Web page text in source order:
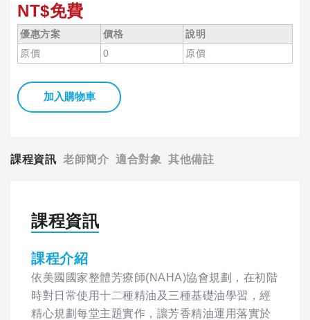
NT$免費
優惠方案 價格
說明
原價
0 原價
加入購物車
課程資訊 老師簡介 適合對象 其他備註
課程資訊
課程介紹
依美國國家整體芳療師(NAHA)協會規劃，在初階
時對日常使用十二種精油及三種基礎油學習，經
精心規劃每堂主題實作，讓芳香精油運用落實於